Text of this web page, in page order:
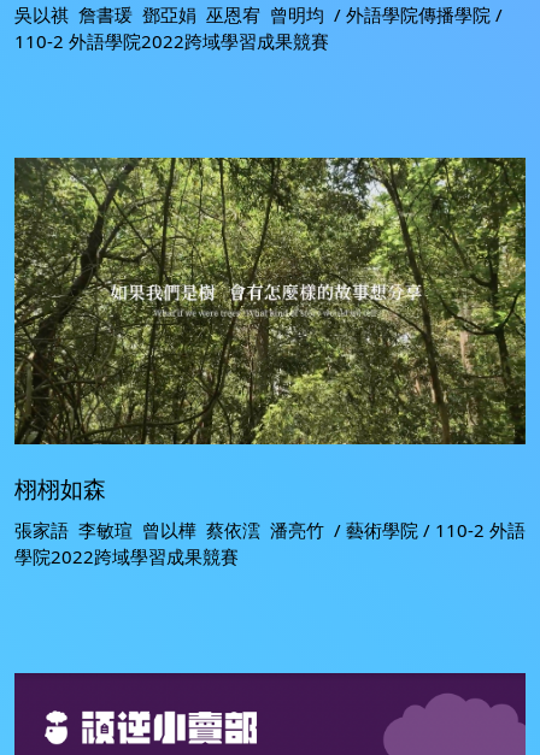
吳以祺 詹書瑗 鄧亞娟 巫恩宥 曾明均 / 外語學院傳播學院 /
110-2 外語學院2022跨域學習成果競賽
栩栩如森
張家語 李敏瑄 曾以樺 蔡依澐 潘亮竹 / 藝術學院 / 110-2 外語
學院2022跨域學習成果競賽